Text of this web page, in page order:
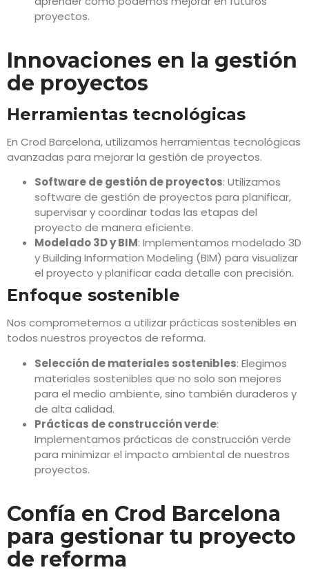
proyectos.
Innovaciones en la gestión
de proyectos
Herramientas tecnológicas
En Crod Barcelona, utilizamos herramientas tecnológicas
avanzadas para mejorar la gestión de proyectos.
Software de gestión de proyectos: Utilizamos
software de gestión de proyectos para planificar,
supervisar y coordinar todas las etapas del
proyecto de manera eficiente.
Modelado 3D y BIM: Implementamos modelado 3D
y Building Information Modeling (BIM) para visualizar
el proyecto y planificar cada detalle con precisión.
Enfoque sostenible
Nos comprometemos a utilizar prácticas sostenibles en
todos nuestros proyectos de reforma.
Selección de materiales sostenibles: Elegimos
materiales sostenibles que no solo son mejores
para el medio ambiente, sino también duraderos y
de alta calidad.
Prácticas de construcción verde:
Implementamos prácticas de construcción verde
para minimizar el impacto ambiental de nuestros
proyectos.
Confía en Crod Barcelona
para gestionar tu proyecto
de reforma